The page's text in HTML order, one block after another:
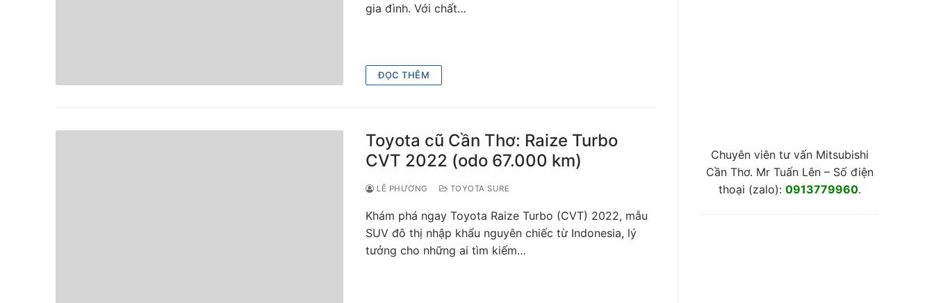
gia đình. Với chất…
ĐỌC THÊM
Toyota cũ Cần Thơ: Raize Turbo
CVT 2022 (odo 67.000 km)
LÊ PHƯƠNG TOYOTA SURE
Khám phá ngay Toyota Raize Turbo (CVT) 2022, mẫu
SUV đô thị nhập khẩu nguyên chiếc từ Indonesia, lý
tưởng cho những ai tìm kiếm…
Chuyên viên tư vấn Mitsubishi
Cần Thơ. Mr Tuấn Lên – Số điện
thoại (zalo): 0913779960.